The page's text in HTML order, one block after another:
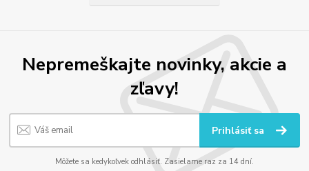
Nepremeškajte novinky, akcie a
zľavy!
Prihlásiť sa
Môžete sa kedykoľvek odhlásiť. Zasielame raz za 14 dní.